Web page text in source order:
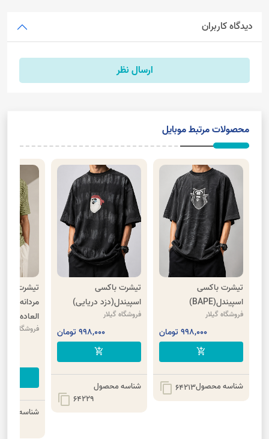
دیدگاه کاربران
ارسال نظر
محصولات مرتبط موبایل
تیشرت باکسی
اسپیندل(BAPE)
فروشگاه گیلار
998,000 تومان
add_shopping_cart
شناسه محصول64213
content_copy
تیشرت باکسی
اسپیندل(دزد دریایی)
فروشگاه گیلار
998,000 تومان
add_shopping_cart
شناسه محصول
64229
content_copy
تیشرت
العاده)
فروشگاه گیلار
شناسه